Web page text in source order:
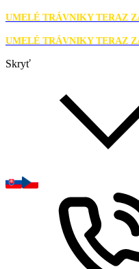
UMELÉ TRÁVNIKY TERAZ
UMELÉ TRÁVNIKY TERAZ
Skryť